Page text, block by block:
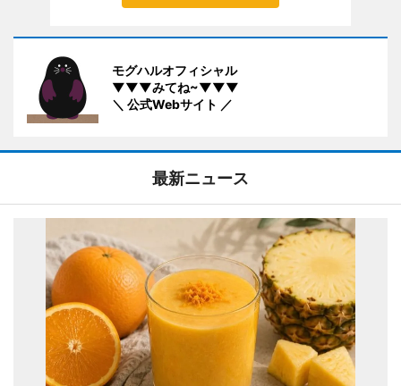
モグハルオフィシャル
▼▼▼みてね~▼▼▼
＼ 公式Webサイト ／
最新ニュース